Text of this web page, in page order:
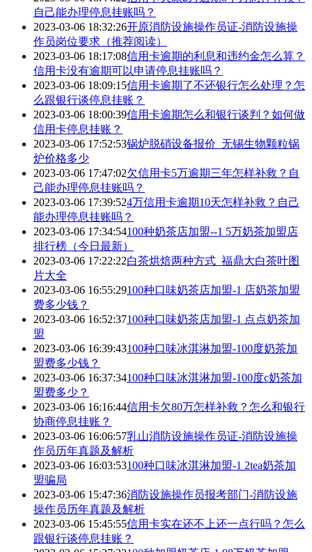
自己能办理停息挂账吗？
2023-03-06 18:32:26开原消防设施操作员证-消防设施操
作员岗位要求（推荐阅读）
2023-03-06 18:17:08信用卡逾期的利息和违约金怎么算？
信用卡没有逾期可以申请停息挂账吗？
2023-03-06 18:09:15信用卡逾期了不还银行怎么处理？怎
么跟银行谈停息挂账？
2023-03-06 18:00:39信用卡逾期怎么和银行谈判？如何做
信用卡停息挂账？
2023-03-06 17:52:53锅炉脱硝设备报价_无锡生物颗粒锅
炉价格多少
2023-03-06 17:47:02欠信用卡5万逾期三年怎样补救？自
己能办理停息挂账吗？
2023-03-06 17:39:524万信用卡逾期10天怎样补救？自己
能办理停息挂账吗？
2023-03-06 17:34:54100种奶茶店加盟--1 5万奶茶加盟店
排行榜（今日最新）
2023-03-06 17:22:22白茶烘焙两种方式_福鼎大白茶叶图
片大全
2023-03-06 16:55:29100种口味奶茶店加盟-1 店奶茶加盟
费多少钱？
2023-03-06 16:52:37100种口味奶茶店加盟-1 点点奶茶加
盟
2023-03-06 16:39:43100种口味冰淇淋加盟-100度奶茶加
盟费多少钱？
2023-03-06 16:37:34100种口味冰淇淋加盟-100度c奶茶加
盟费多少？
2023-03-06 16:16:44信用卡欠80万怎样补救？怎么和银行
协商停息挂账？
2023-03-06 16:06:57乳山消防设施操作员证-消防设施操
作员历年真题及解析
2023-03-06 16:03:53100种口味冰淇淋加盟-1 2tea奶茶加
盟骗局
2023-03-06 15:47:36消防设施操作员报考部门-消防设施
操作员历年真题及解析
2023-03-06 15:45:55信用卡实在还不上还一点行吗？怎么
跟银行谈停息挂账？